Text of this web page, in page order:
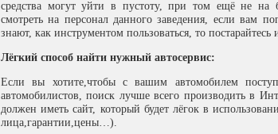
средства могут уйти в пустоту, при том ещё не
смотреть на персонал данного заведения, если вам
знают, как инструментом пользоваться, то постарайтесь
Лёгкий способ найти нужный автосервис:
Если вы хотите,чтобы с вашим автомобилем
автомобилистов, поиск лучше всего производить в
должен иметь сайт, который будет лёгок в
лица,гарантии,цены…).